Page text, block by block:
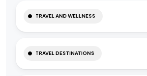
TRAVEL AND WELLNESS
TRAVEL DESTINATIONS